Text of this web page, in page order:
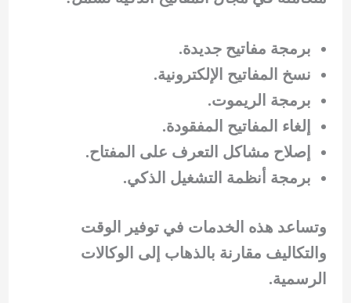
برمجة مفاتيح جديدة.
نسخ المفاتيح الإلكترونية.
برمجة الريموت.
إلغاء المفاتيح المفقودة.
إصلاح مشاكل التعرف على المفتاح.
برمجة أنظمة التشغيل الذكي.
وتساعد هذه الخدمات في توفير الوقت
والتكاليف مقارنة بالذهاب إلى الوكالات
الرسمية.